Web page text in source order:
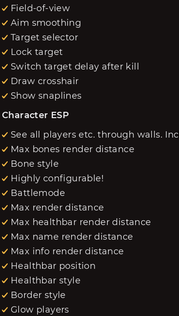
Field-of-view
Aim smoothing
Target selector
Lock target
Switch target delay after kill
Draw crosshair
Show snaplines
Character ESP
See all players etc. through walls.
Max bones render distance
Bone style
Highly configurable!
Battlemode
Max render distance
Max healthbar render distance
Max name render distance
Max info render distance
Healthbar position
Healthbar style
Border style
Glow players